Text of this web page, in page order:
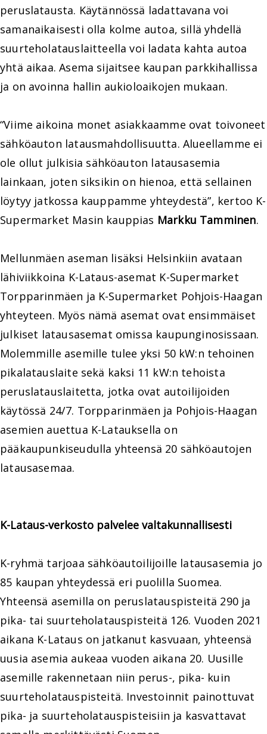
peruslatausta. Käytännössä ladattavana voi
samanaikaisesti olla kolme autoa, sillä yhdellä
suurteholatauslaitteella voi ladata kahta autoa
yhtä aikaa. Asema sijaitsee kaupan parkkihallissa
ja on avoinna hallin aukioloaikojen mukaan.
“Viime aikoina monet asiakkaamme ovat toivoneet
sähköauton latausmahdollisuutta. Alueellamme ei
ole ollut julkisia sähköauton latausasemia
lainkaan, joten siksikin on hienoa, että sellainen
löytyy jatkossa kauppamme yhteydestä”, kertoo K-
Supermarket Masin kauppias Markku Tamminen.
Mellunmäen aseman lisäksi Helsinkiin avataan
lähiviikkoina K-Lataus-asemat K-Supermarket
Torpparinmäen ja K-Supermarket Pohjois-Haagan
yhteyteen. Myös nämä asemat ovat ensimmäiset
julkiset latausasemat omissa kaupunginosissaan.
Molemmille asemille tulee yksi 50 kW:n tehoinen
pikalatauslaite sekä kaksi 11 kW:n tehoista
peruslatauslaitetta, jotka ovat autoilijoiden
käytössä 24/7. Torpparinmäen ja Pohjois-Haagan
asemien auettua K-Latauksella on
pääkaupunkiseudulla yhteensä 20 sähköautojen
latausasemaa.
K-Lataus-verkosto palvelee valtakunnallisesti
K-ryhmä tarjoaa sähköautoilijoille latausasemia jo
85 kaupan yhteydessä eri puolilla Suomea.
Yhteensä asemilla on peruslatauspisteitä 290 ja
pika- tai suurteholatauspisteitä 126. Vuoden 2021
aikana K-Lataus on jatkanut kasvuaan, yhteensä
uusia asemia aukeaa vuoden aikana 20. Uusille
asemille rakennetaan niin perus-, pika- kuin
suurteholatauspisteitä. Investoinnit painottuvat
pika- ja suurteholatauspisteisiin ja kasvattavat